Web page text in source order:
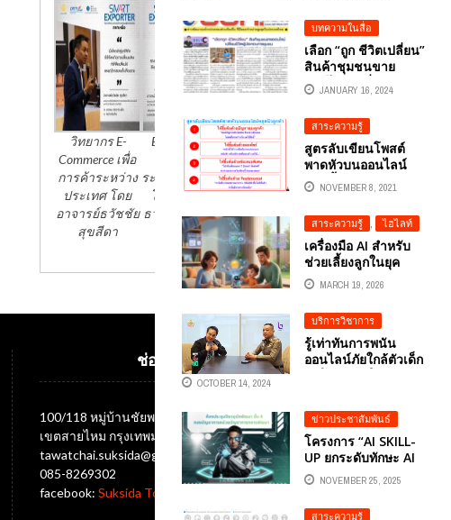
บทความในสื่อ
เลือก “ถูก ชีวิตเปลี่ยน”
สินค้าชุมชนขาย
ออนไลน์เปลี่ยนชีวิตผู้
ประกอบการชุมชน
JANUARY 16, 2024
สาระความรู้
สูตรลับเขียนโพสต์
พาดหัวบนออนไลน์
หยุดนิ้วลูกค้า
NOVEMBER 8, 2021
สาระความรู้ , ไฮไลท์
เครื่องมือ AI สำหรับ
ช่วยเลี้ยงลูกในยุค
ดิจิทัลMARCH 19, 2026
บริการวิชาการ
รู้เท่าทันการพนัน
ออนไลน์ภัยใกล้ตัวเด็ก
ทางทางสถานีวิทยุ
โทรทัศน์แห่ง
ประเทศไทย (NBT)
2HD สัมภาษณ์
พล.ต.ต.ศิริวัฒน์ ดีพอ
รองโฆษกสำนักงาน
ตำรวจแห่งชาติ
OCTOBER 14, 2024
ข่าวประชาสัมพันธ์
โครงการ “AI SKILL-
UP ยกระดับทักษะ AI
สร้างความพร้อม
หน่วยบัญชาการทหาร
พัฒนาในยุคดิจิทัล”
NOVEMBER 25, 2025
สาระความรู้
วิทยากร E-
Commerce เพื่อ
การค้าระหว่าง
ประเทศ โดย
อาจารย์ธวัชชัย
สุขสีดา
E- Commerce
เพื่อการค้า
ระหว่างประเทศ
โดย อาจารย์
ธวัชชัย สุขสีดา
การขาย E-
Commerce เพื่อ
การค้าระหว่าง
ประเทศ
ช่องทางติดต่อ
100/118 หมู่บ้านชัยพฤกษ์ ซอยออเงิน แขวงออเงิน
เขตสายไหม กรุงเทพมหานคร 10220
tawatchai.suksida@gmail.com
085-8269302
facebook: Suksida Tonrak Tawatchai